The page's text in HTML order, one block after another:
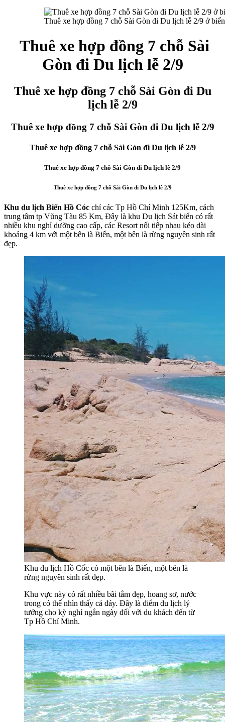
Thuê xe hợp đồng 7 chỗ Sài Gòn đi Du lịch lễ 2/9 ở
Thuê xe hợp đồng 7 chỗ Sài
Gòn đi Du lịch lễ 2/9
Thuê xe hợp đồng 7 chỗ Sài Gòn đi Du
lịch lễ 2/9
Thuê xe hợp đồng 7 chỗ Sài Gòn đi Du lịch lễ 2/9
Thuê xe hợp đồng 7 chỗ Sài Gòn đi Du lịch lễ 2/9
Thuê xe hợp đồng 7 chỗ Sài Gòn đi Du lịch lễ 2/9
Thuê xe hợp đồng 7 chỗ Sài Gòn đi Du lịch lễ 2/9
Khu du lịch Biển Hồ Cóc chỉ các Tp Hồ Chí Minh 125Km, cách
trung tâm tp Vũng Tàu 85 Km, Đây là khu Du lịch Sát biển có rất
nhiều khu nghỉ dưỡng cao cấp, các Resort nối tiếp nhau kéo dài
khoảng 4 km với một bên là Biển, một bên là rừng nguyên sinh rất
đẹp.
Khu du lịch Hồ Cốc có một bên là Biển, một bên là
rừng nguyên sinh rất đẹp.
Khu vực này có rất nhiều bãi tắm đẹp, hoang sơ, nước
trong có thể nhìn thấy cả đáy. Đây là điểm du lịch lý
tưởng cho kỳ nghỉ ngắn ngày đối với du khách đến từ
Tp Hồ Chí Minh.